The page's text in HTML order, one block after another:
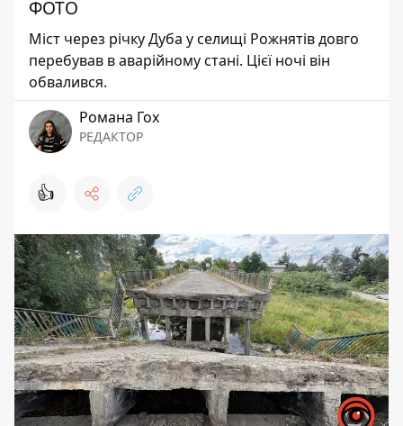
ФОТО
Міст через річку Дуба у селищі Рожнятів довго
перебував в аварійному стані. Цієї ночі він
обвалився.
Романа Гох
РЕДАКТОР
👍